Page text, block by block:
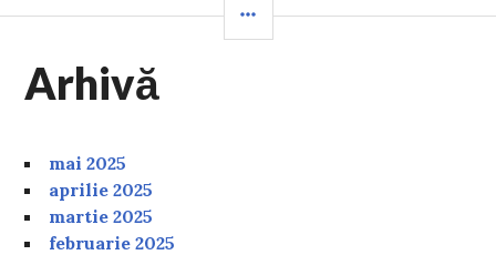
Arhivă
mai 2025
aprilie 2025
martie 2025
februarie 2025